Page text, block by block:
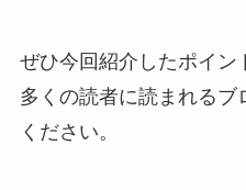
ぜひ今回紹介したポイン
多くの読者に読まれるブ
ください。